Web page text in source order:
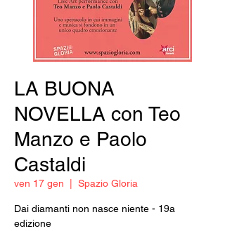
LA BUONA
NOVELLA con Teo
Manzo e Paolo
Castaldi
ven 17 gen Spazio Gloria
Dai diamanti non nasce niente - 19a
edizione